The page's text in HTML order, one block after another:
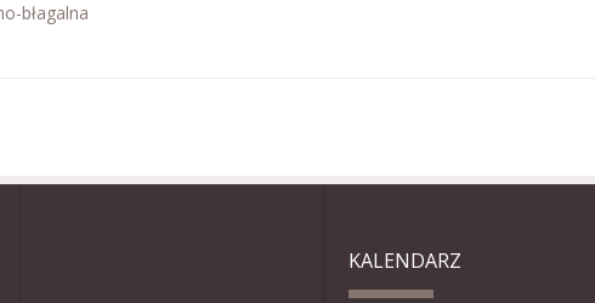
błagalna
KALENDARZ